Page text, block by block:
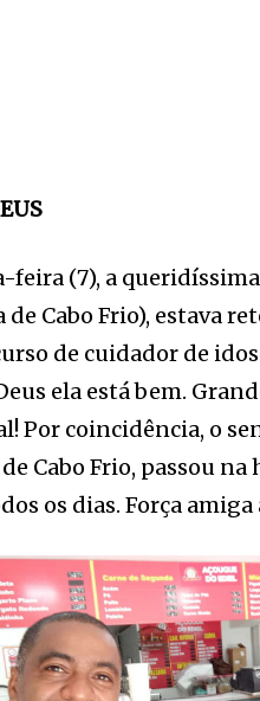
feira (7), a
Cabo Frio), estava
de cuidador de
ela está bem.
Por coincidência, o
Cabo Frio, passou
os dias. Força